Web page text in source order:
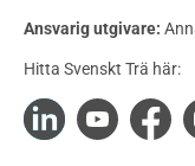
Limträ
Ansvarig utgivare:
Hitta Svenskt Trä här: